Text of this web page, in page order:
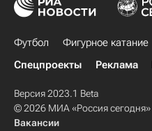
Футбол Фигурное катание
Спецпроекты
Реклама
Версия 2023.1 Beta
© 2026 МИА «Россия сегодня»
Вакансии